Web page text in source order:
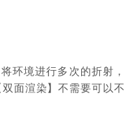
环境进行多次的折射，
面渲染】不需要可以不